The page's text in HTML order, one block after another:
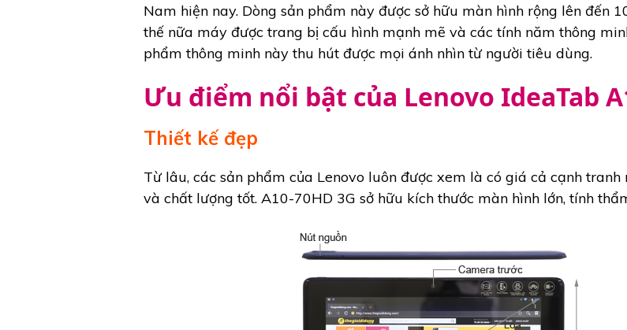
Nam hiện nay. Dòng sản phẩm này được sở hữu màn hình rộng lên đến
thế nữa máy được trang bị cấu hình mạnh mẽ và các tính năm thông
phẩm thông minh này thu hút được mọi ánh nhìn từ người tiêu dùng.
Ưu điểm nổi bật của Lenovo IdeaTab
Thiết kế đẹp
Từ lâu, các sản phẩm của Lenovo luôn được xem là có giá cả cạnh
và chất lượng tốt. A10-70HD 3G sở hữu kích thước màn hình lớn, tính